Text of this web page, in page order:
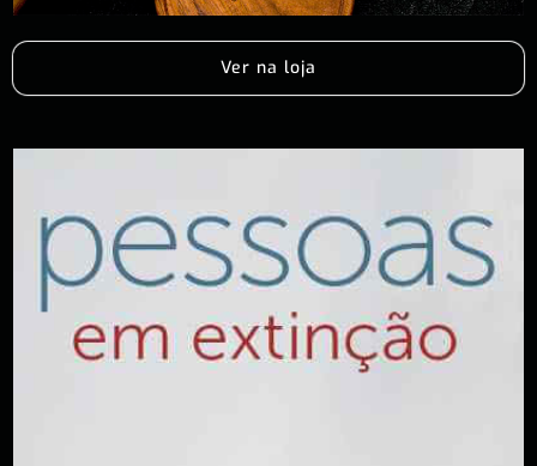
Ver na loja